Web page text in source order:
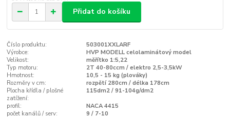
Přidat do košíku
Číslo produktu:
503001XXLARF
Výrobce:
HVP MODELL celolaminátový model
Velikost:
měřítko 1:5,22
Typ motoru:
2T 40-80ccm / elektro 2,5-3,5kW
Hmotnost:
10,5 - 15 kg (plováky)
Rozměry v cm:
rozpětí 280cm / délka 178cm
Plocha křídla / plošné
zatížení:
115dm2 / 91-104g/dm2
profil:
NACA 4415
počet kanálů / serv:
9 / 7-10